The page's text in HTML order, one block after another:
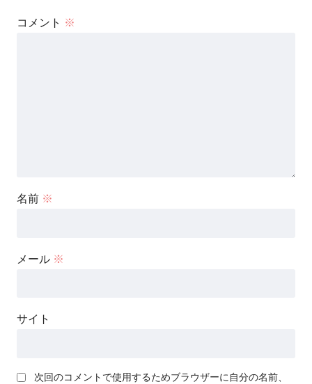
コメント ※
名前 ※
メール ※
サイト
次回のコメントで使用するためブラウザーに自分の名前、